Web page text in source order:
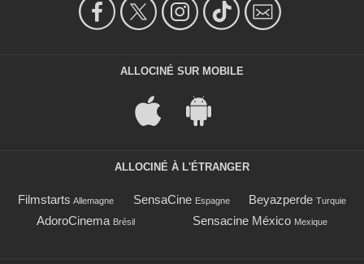
ALLOCINÉ SUR MOBILE
ALLOCINÉ À L'ÉTRANGER
Filmstarts Allemagne SensaCine Espagne Beyazperde Turquie
AdoroCinema Brésil Sensacine México Mexique